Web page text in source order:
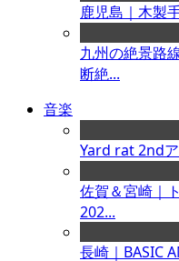
鹿児島｜木製
九州の絶景路
断絶...
音楽
Yard rat 2nd
佐賀＆宮崎｜
202...
長崎｜BASIC